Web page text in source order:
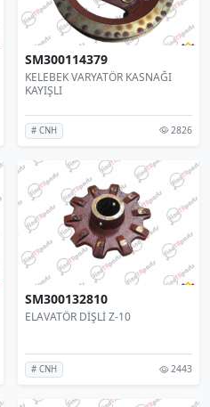
SM300114379
KELEBEK VARYATÖR KASNAĞI
KAYIŞLI
# CNH 2826
SM300132810
ELAVATÖR DİŞLİ Z-10
# CNH 2443